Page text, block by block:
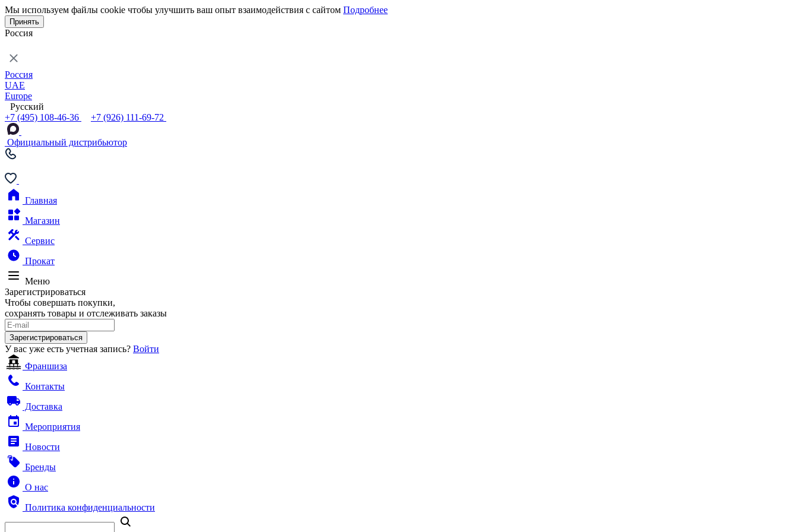
Мы используем файлы cookie чтобы улучшить ваш опыт взаимодействия с сайтом Подробнее
Принять
Россия
Россия
UAE
Europe
Русский
+7 (495) 108-46-36
+7 (926) 111-69-72
Официальный дистрибьютор
Главная
Магазин
Сервис
Прокат
Меню
Зарегистрироваться
Чтобы совершать покупки,
сохранять товары и отслеживать заказы
Зарегистрироваться
У вас уже есть учетная запись? Войти
Франшиза
Контакты
Доставка
Мероприятия
Новости
Бренды
О нас
Политика конфиденциальности